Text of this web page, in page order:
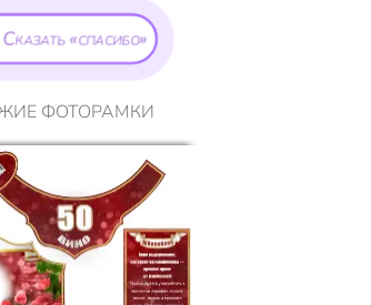
Сказать «спасибо»
ФОТОРАМКИ